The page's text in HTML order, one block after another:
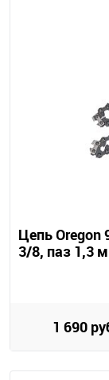
Цепь Oregon
3/8, паз 1,3
1 690